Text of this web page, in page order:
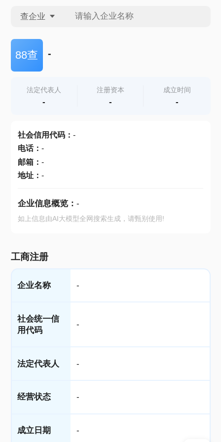
查企业
查企业
查产地
88查 -
法定代表人
-
注册资本
-
成立时间
-
社会信用代码： -
电话： -
邮箱： -
地址： -
企业信息概览： -
如上信息由AI大模型全网搜索生成，请甄别使用!
工商注册
企业名称 -
社会统一信
用代码
-
法定代表人 -
经营状态 -
成立日期 -